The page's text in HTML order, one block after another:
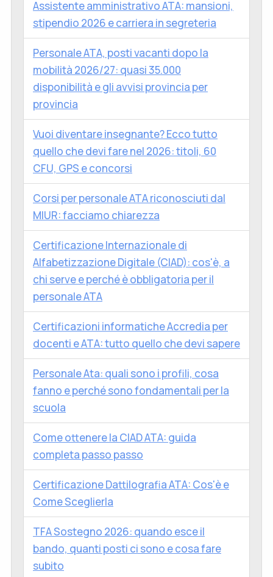
Assistente amministrativo ATA: mansioni,
stipendio 2026 e carriera in segreteria
Personale ATA, posti vacanti dopo la
mobilità 2026/27: quasi 35.000
disponibilità e gli avvisi provincia per
provincia
Vuoi diventare insegnante? Ecco tutto
quello che devi fare nel 2026: titoli, 60
CFU, GPS e concorsi
Corsi per personale ATA riconosciuti dal
MIUR: facciamo chiarezza
Certificazione Internazionale di
Alfabetizzazione Digitale (CIAD): cos'è, a
chi serve e perché è obbligatoria per il
personale ATA
Certificazioni informatiche Accredia per
docenti e ATA: tutto quello che devi sapere
Personale Ata: quali sono i profili, cosa
fanno e perché sono fondamentali per la
scuola
Come ottenere la CIAD ATA: guida
completa passo passo
Certificazione Dattilografia ATA: Cos'è e
Come Sceglierla
TFA Sostegno 2026: quando esce il
bando, quanti posti ci sono e cosa fare
subito